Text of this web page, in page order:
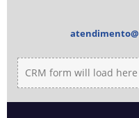
CRM form will load here